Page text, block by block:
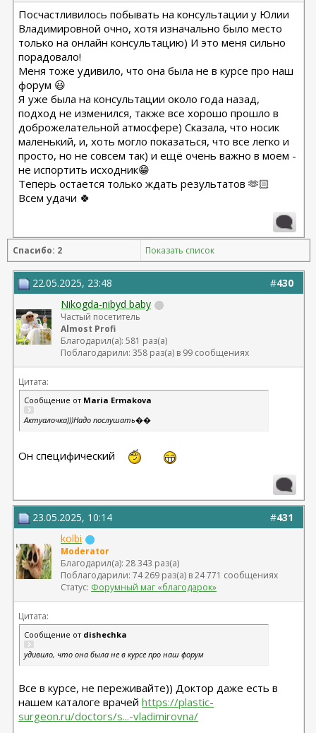
Посчастливилось побывать на консультации у Юлии
Владимировной очно, хотя изначально было место
только на онлайн консультацию) И это меня сильно
порадовало!
Меня тоже удивило, что она была не в курсе про наш
форум 😃
Я уже была на консультации около года назад,
подход не изменился, также все хорошо прошло в
доброжелательной атмосфере) Сказала, что носик
маленький, и, хоть могло показаться, что все легко и
просто, но не совсем так) и ещё очень важно в моем -
не испортить исходник😁
Теперь остается только ждать результатов 🫶🏻
Всем удачи 🍀
Спасибо: 2 Показать список
#430
22.05.2025, 23:48
Nikogda-nibyd baby
Частый посетитель
Almost Profi
Благодарил(а): 581 раз(а)
Поблагодарили: 358 раз(а) в 99 сообщениях
Цитата:
Сообщение от Maria Ermakova
Актуалочка)))Надо послушать��
Он специфический
#431
23.05.2025, 10:14
kolbi
Moderator
Благодарил(а): 28 343 раз(а)
Поблагодарили: 74 269 раз(а) в 24 771 сообщениях
Статус: Форумный маг «благодарок»
Цитата:
Сообщение от dishechka
удивило, что она была не в курсе про наш форум
Все в курсе, не переживайте)) Доктор даже есть в
нашем каталоге врачейhttps://plastic-
surgeon.ru/doctors/s...-vladimirovna/